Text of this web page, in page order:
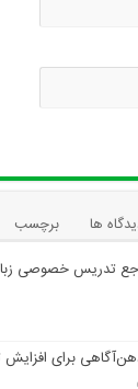
ها
برچسب
تدریس خصوصی
برای افزایش